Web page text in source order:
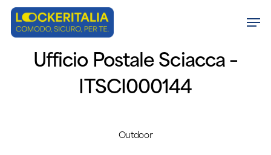
Skip
contentUfficio Postale Sciacca –
ITSCI000144
Outdoor